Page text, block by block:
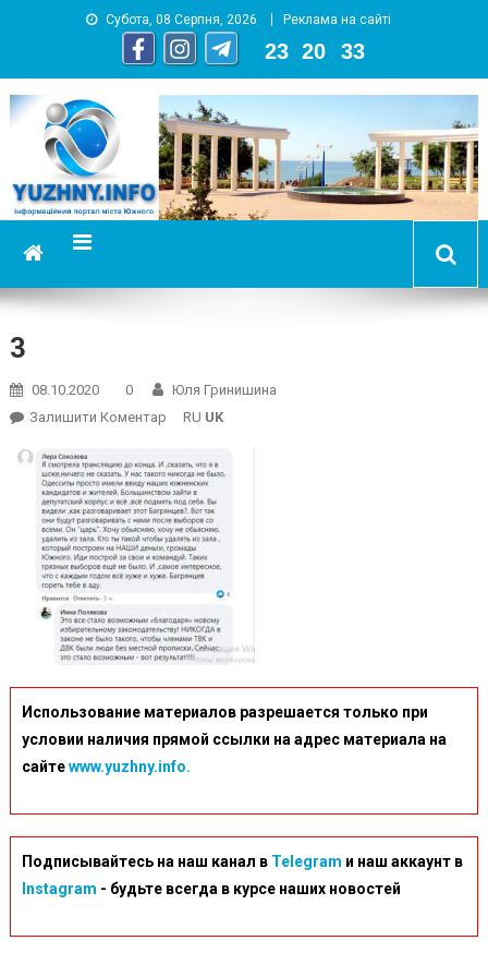
Субота, 08 Серпня, 2026 Реклама на сайті
23 20 34
YUZHNY.INFO
информационный портал города Южный
3
08.10.2020 0
Юля Гринишина
Залишити КоментарOn RU UK
Использование материалов разрешается только при
условии наличия прямой ссылки на адрес материала на
сайтеwww.yuzhny.info.
Подписывайтесь на наш канал в Telegram и наш аккаунт в
Instagram - будьте всегда в курсе наших новостей